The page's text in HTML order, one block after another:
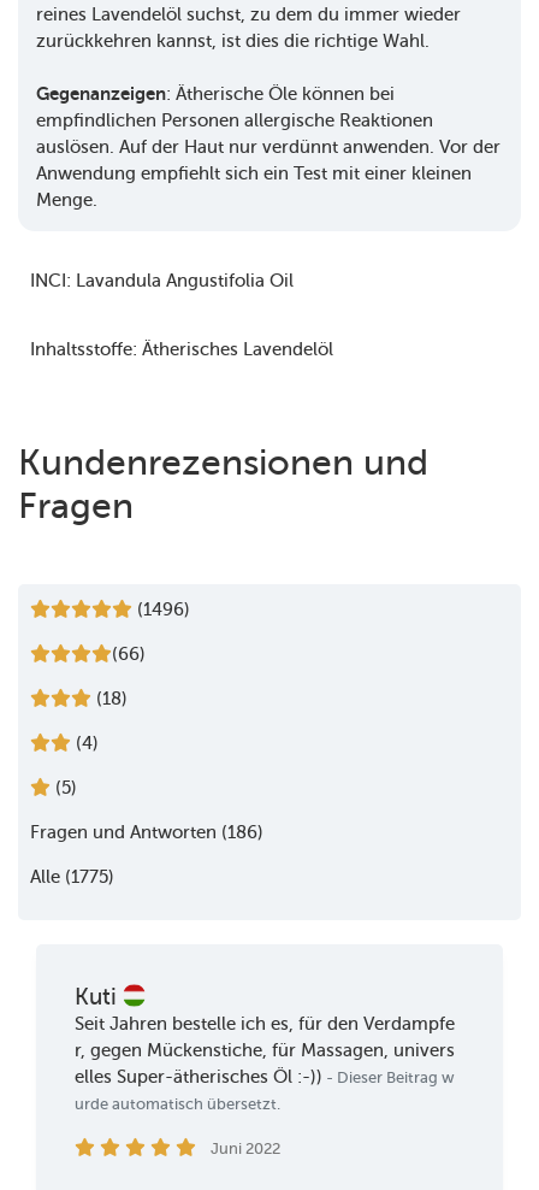
reines Lavendelöl suchst, zu dem du immer wieder
zurückkehren kannst, ist dies die richtige Wahl.
Gegenanzeigen: Ätherische Öle können bei
empfindlichen Personen allergische Reaktionen
auslösen. Auf der Haut nur verdünnt anwenden. Vor der
Anwendung empfiehlt sich ein Test mit einer kleinen
Menge.
INCI: Lavandula Angustifolia Oil
Inhaltsstoffe: Ätherisches Lavendelöl
Kundenrezensionen und
Fragen
(1496)
(66)
(18)
(4)
(5)
Fragen und Antworten (186)
Alle (1775)
Kuti
Seit Jahren bestelle ich es, für den Verdampfe
r, gegen Mückenstiche, für Massagen, univers
elles Super-ätherisches Öl :-)) - Dieser Beitrag w
urde automatisch übersetzt.
Juni 2022